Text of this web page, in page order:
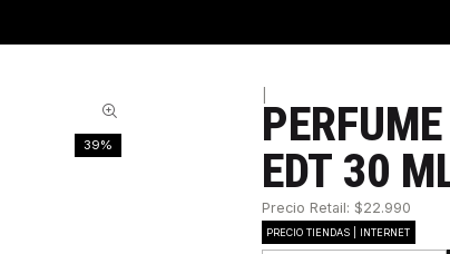
39%
EDT 30
Precio Retail: $22.990
PRECIO TIENDAS | INTERNET